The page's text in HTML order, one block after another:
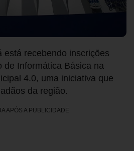
está recebendo inscrições
de Informática Básica na
4.0, uma iniciativa que
da região.
APÓS A PUBLICIDADE